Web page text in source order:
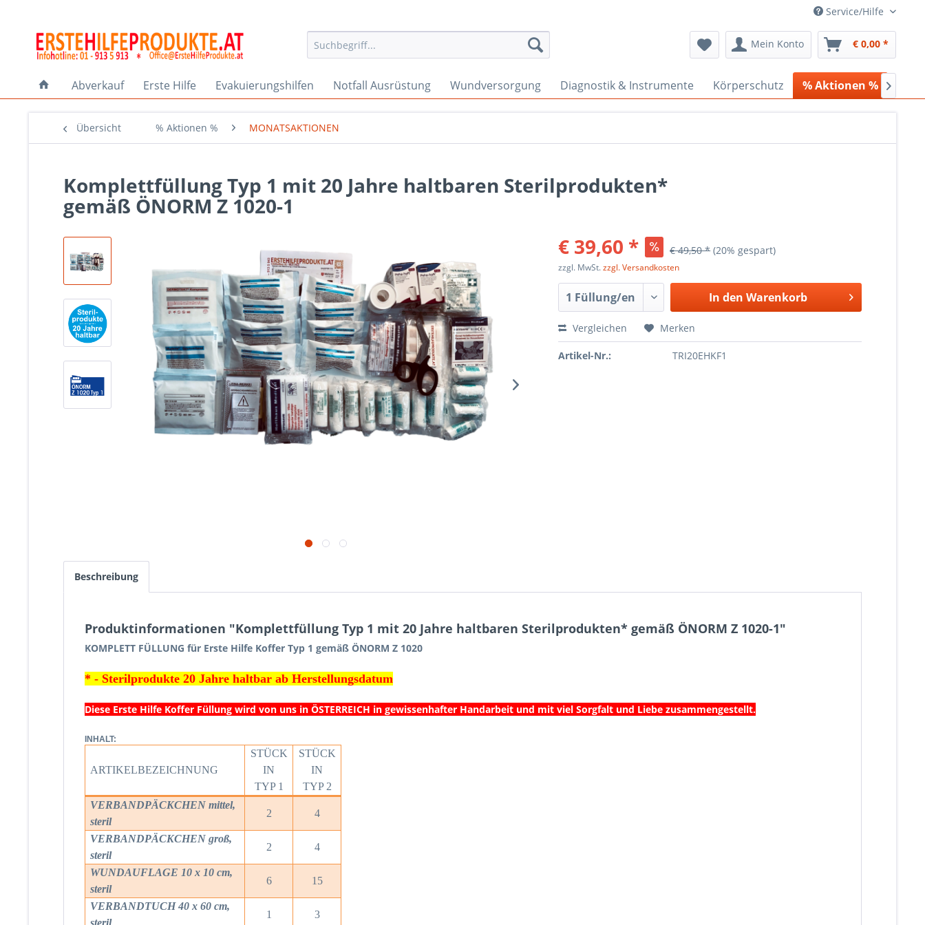
Service/Hilfe
Mein Konto € 0,00 *
Abverkauf Erste Hilfe Evakuierungshilfen Notfall Ausrüstung Wundversorgung Diagnostik & Instrumente Körperschutz % Aktionen % 
Übersicht % Aktionen % MONATSAKTIONEN
Komplettfüllung Typ 1 mit 20 Jahre haltbaren Sterilprodukten*
gemäß ÖNORM Z 1020-1
€ 39,60 *
€ 49,50 * (20% gespart)
zzgl. MwSt.zzgl. Versandkosten
In den Warenkorb
Vergleichen Merken
Artikel-Nr.: TRI20EHKF1
Beschreibung
Produktinformationen "Komplettfüllung Typ 1 mit 20 Jahre haltbaren Sterilprodukten* gemäß ÖNORM Z 1020-1"
KOMPLETT FÜLLUNG für Erste Hilfe Koffer Typ 1 gemäß ÖNORM Z 1020
* - Sterilprodukte 20 Jahre haltbar ab Herstellungsdatum
Diese Erste Hilfe Koffer Füllung wird von uns in ÖSTERREICH in gewissenhafter Handarbeit und mit viel Sorgfalt und Liebe zusammengestellt.
INHALT:
ARTIKELBEZEICHNUNG
STÜCK
IN
TYP 1
STÜCK
IN
TYP 2
VERBANDPÄCKCHEN mittel,
steril
2 4
VERBANDPÄCKCHEN groß,
steril
2 4
WUNDAUFLAGE 10 x 10 cm,
steril
6 15
VERBANDTUCH 40 x 60 cm,
steril
1 3